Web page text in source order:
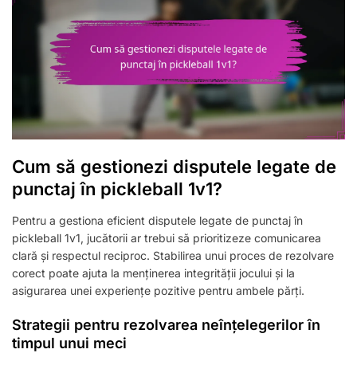
Cum să gestionezi disputele legate de
punctaj în pickleball 1v1?
Pentru a gestiona eficient disputele legate de punctaj în
pickleball 1v1, jucătorii ar trebui să prioritizeze comunicarea
clară și respectul reciproc. Stabilirea unui proces de rezolvare
corect poate ajuta la menținerea integrității jocului și la
asigurarea unei experiențe pozitive pentru ambele părți.
Strategii pentru rezolvarea neînțelegerilor în
timpul unui meci